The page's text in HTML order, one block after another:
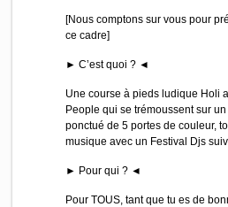
[Nous comptons sur vous pour
ce cadre]
► C’est quoi ? ◄
Une course à pieds ludique Holi
People qui se trémoussent sur
ponctué de 5 portes de couleur,
musique avec un Festival Djs
► Pour qui ? ◄
Pour TOUS, tant que tu es de